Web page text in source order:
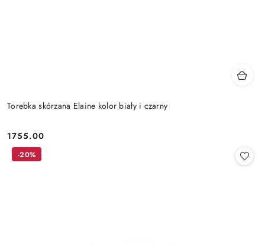
Torebka skórzana Elaine kolor biały i czarny
Cena:
1755.00
-20%